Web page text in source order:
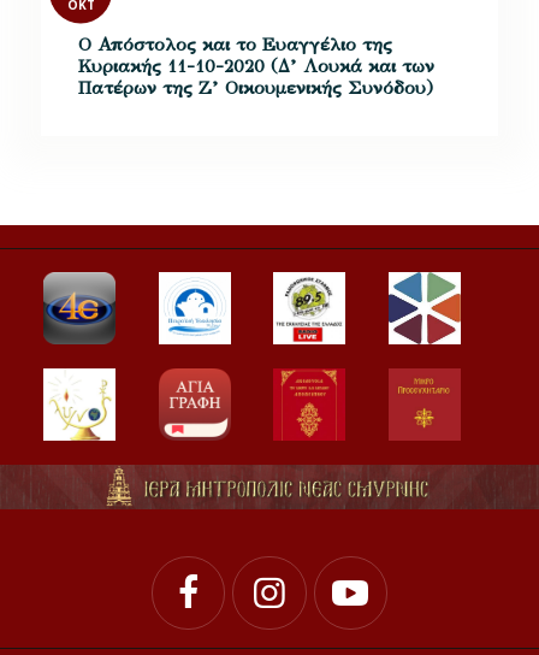
ΟΚΤ
Ο Απόστολος και το Ευαγγέλιο της
Κυριακής 11-10-2020 (Δ’ Λουκά και των
Πατέρων της Ζ’ Οικουμενικής Συνόδου)